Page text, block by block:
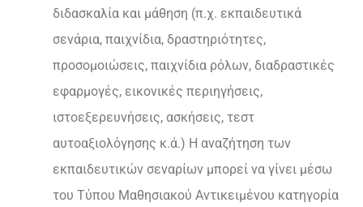
διδασκαλία και μάθηση (π.χ. εκπαιδευτικά
σενάρια, παιχνίδια, δραστηριότητες,
προσομοιώσεις, παιχνίδια ρόλων, διαδραστικές
εφαρμογές, εικονικές περιηγήσεις,
ιστοεξερευνήσεις, ασκήσεις, τεστ
αυτοαξιολόγησης κ.ά.) Η αναζήτηση των
εκπαιδευτικών σεναρίων μπορεί να γίνει μέσω
του Τύπου Μαθησιακού Αντικειμένου κατηγορία